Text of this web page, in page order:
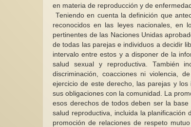
en materia de reproducción y de
Teniendo en cuenta la definición que
reconocidos en las leyes nacionales, en
pertinentes de las Naciones Unidas
de todas las parejas e individuos a decidir
intervalo entre estos y a disponer de la
salud sexual y reproductiva. También
discriminación, coacciones ni violencia,
ejercicio de este derecho, las parejas y
sus obligaciones con la comunidad. La
esos derechos de todos deben ser la
salud reproductiva, incluida la
promoción de relaciones de respeto